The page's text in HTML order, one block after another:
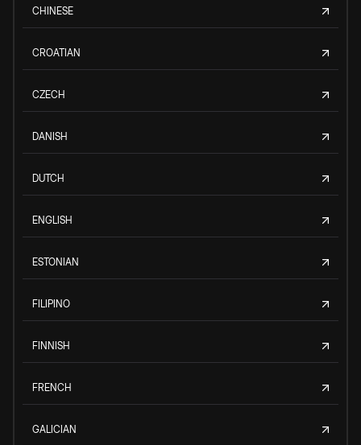
CHINESE
CROATIAN
CZECH
DANISH
DUTCH
ENGLISH
ESTONIAN
FILIPINO
FINNISH
FRENCH
GALICIAN